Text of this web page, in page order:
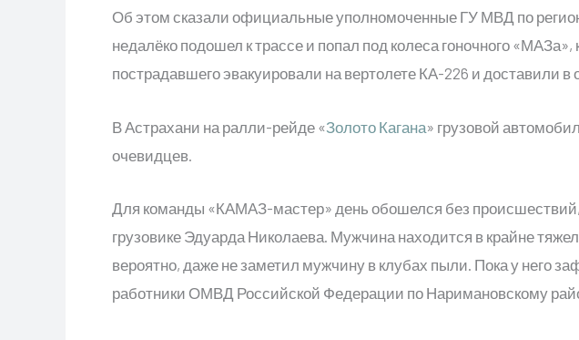
Об этом сказали официальные уполномоченные ГУ МВД по
недалёко подошел к трассе и попал под колеса гоночного
пострадавшего эвакуировали на вертолете КА-226 и доставили в
В Астрахани на ралли-рейде «Золото Кагана» грузовой
очевидцев.
Для команды «КАМАЗ-мастер» день обошелся без
грузовике Эдуарда Николаева. Мужчина находится в крайне
вероятно, даже не заметил мужчину в клубах пыли. Пока у него
работники ОМВД Российской Федерации по Наримановскому